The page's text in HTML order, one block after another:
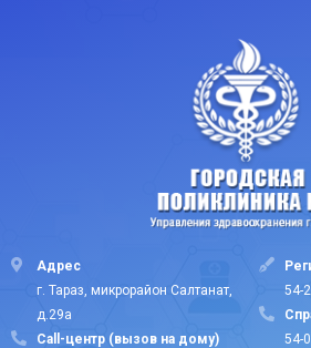
Адрес
г. Тараз, микрорайон Салтанат,
д.29а
Call-центр (вызов на дому)
54-
54-